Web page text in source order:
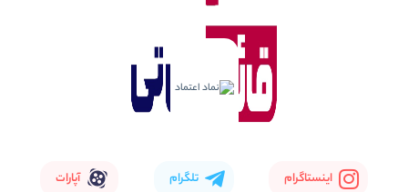
اینستاگرام تلگرام آپارات